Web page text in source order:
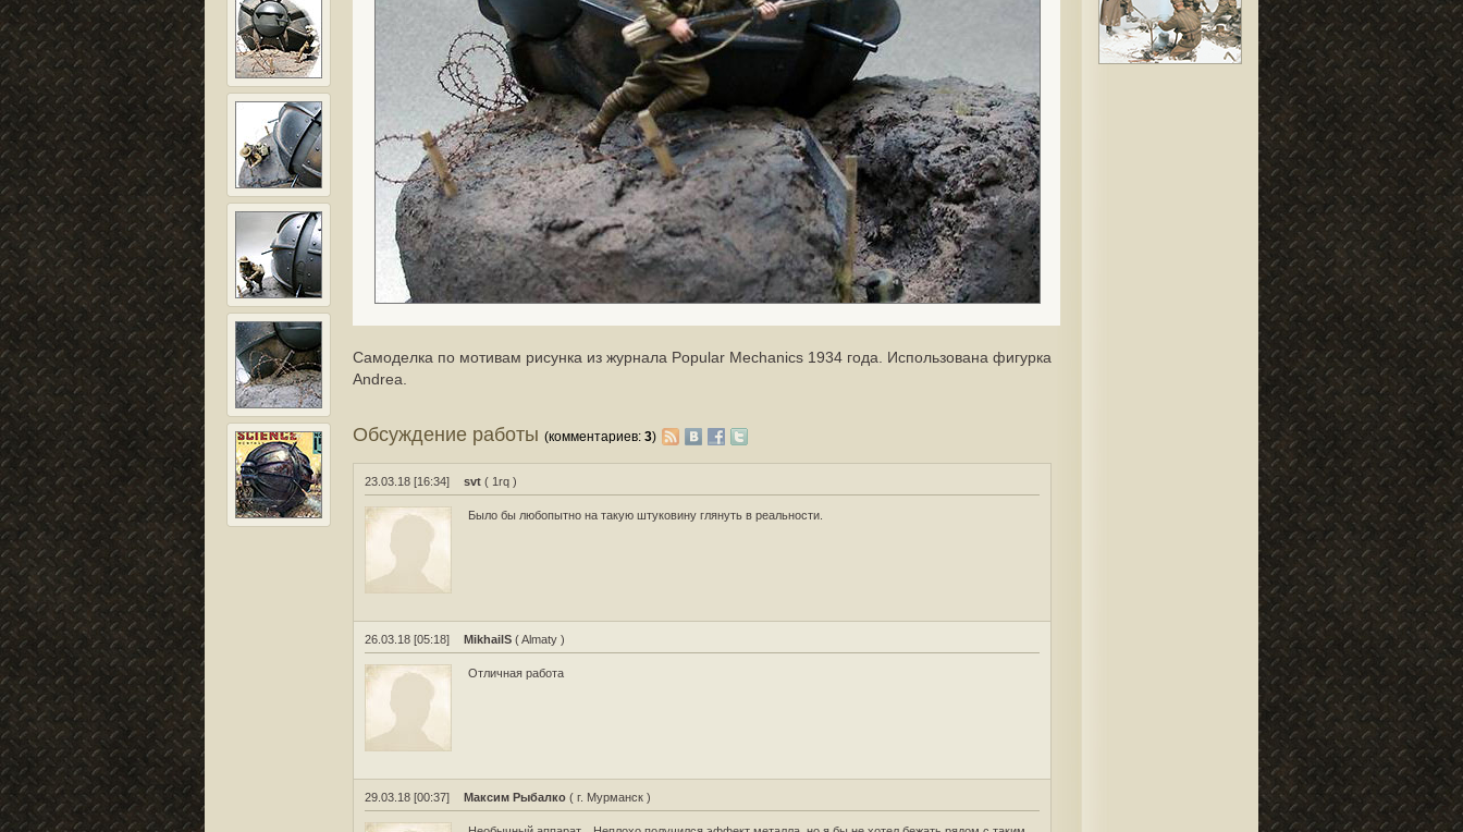
Самоделка по мотивам рисунка из журнала Popular Mechanics 1934 года. Использована фигурка
Andrea.
Обсуждение работы(комментариев:3)
23.03.18 [16:34] svt ( 1rq )
Было бы любопытно на такую штуковину глянуть в реальности.
26.03.18 [05:18] MikhailS ( Almaty )
Отличная работа
29.03.18 [00:37] Максим Рыбалко ( г. Мурманск )